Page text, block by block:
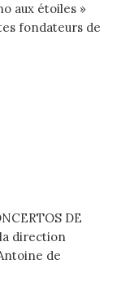
aux étoiles »
fondateurs de
DE
la direction
de